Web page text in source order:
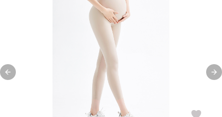
Previous slide